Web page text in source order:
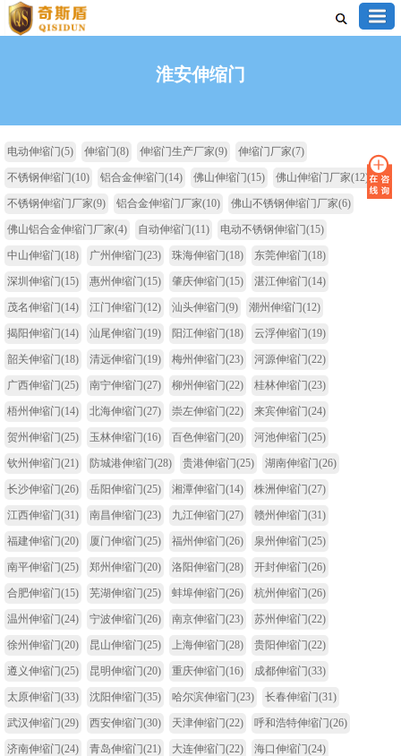
淮安伸缩门
电动伸缩门(5) 伸缩门(8) 伸缩门生产厂家(9) 伸缩门厂家(7)
不锈钢伸缩门(10) 铝合金伸缩门(14) 佛山伸缩门(15) 佛山伸缩门厂家(12)
不锈钢伸缩门厂家(9) 铝合金伸缩门厂家(10) 佛山不锈钢伸缩门厂家(6)
佛山铝合金伸缩门厂家(4) 自动伸缩门(11) 电动不锈钢伸缩门(15)
中山伸缩门(18) 广州伸缩门(23) 珠海伸缩门(18) 东莞伸缩门(18)
深圳伸缩门(15) 惠州伸缩门(15) 肇庆伸缩门(15) 湛江伸缩门(14)
茂名伸缩门(14) 江门伸缩门(12) 汕头伸缩门(9) 潮州伸缩门(12)
揭阳伸缩门(14) 汕尾伸缩门(19) 阳江伸缩门(18) 云浮伸缩门(19)
韶关伸缩门(18) 清远伸缩门(19) 梅州伸缩门(23) 河源伸缩门(22)
广西伸缩门(25) 南宁伸缩门(27) 柳州伸缩门(22) 桂林伸缩门(23)
梧州伸缩门(14) 北海伸缩门(27) 崇左伸缩门(22) 来宾伸缩门(24)
贺州伸缩门(25) 玉林伸缩门(16) 百色伸缩门(20) 河池伸缩门(25)
钦州伸缩门(21) 防城港伸缩门(28) 贵港伸缩门(25) 湖南伸缩门(26)
长沙伸缩门(26) 岳阳伸缩门(25) 湘潭伸缩门(14) 株洲伸缩门(27)
江西伸缩门(31) 南昌伸缩门(23) 九江伸缩门(27) 赣州伸缩门(31)
福建伸缩门(20) 厦门伸缩门(25) 福州伸缩门(26) 泉州伸缩门(25)
南平伸缩门(25) 郑州伸缩门(20) 洛阳伸缩门(28) 开封伸缩门(26)
合肥伸缩门(15) 芜湖伸缩门(25) 蚌埠伸缩门(26) 杭州伸缩门(26)
温州伸缩门(24) 宁波伸缩门(26) 南京伸缩门(23) 苏州伸缩门(22)
徐州伸缩门(20) 昆山伸缩门(25) 上海伸缩门(28) 贵阳伸缩门(22)
遵义伸缩门(25) 昆明伸缩门(20) 重庆伸缩门(16) 成都伸缩门(33)
太原伸缩门(33) 沈阳伸缩门(35) 哈尔滨伸缩门(23) 长春伸缩门(31)
武汉伸缩门(29) 西安伸缩门(30) 天津伸缩门(22) 呼和浩特伸缩门(26)
济南伸缩门(24) 青岛伸缩门(21) 大连伸缩门(22) 海口伸缩门(24)